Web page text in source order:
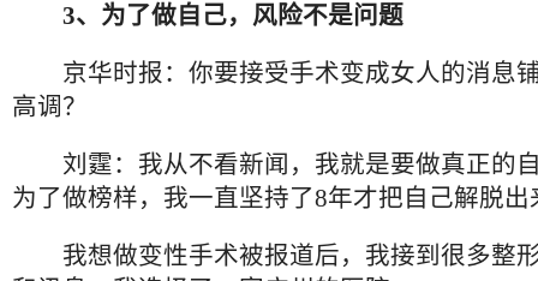
3、为了做自己，风险不是问题
京华时报：你要接受手术变成女人的消息
高调？
刘霆：我从不看新闻，我就是要做真正的
为了做榜样，我一直坚持了8年才把自己解脱出
我想做变性手术被报道后，我接到很多整